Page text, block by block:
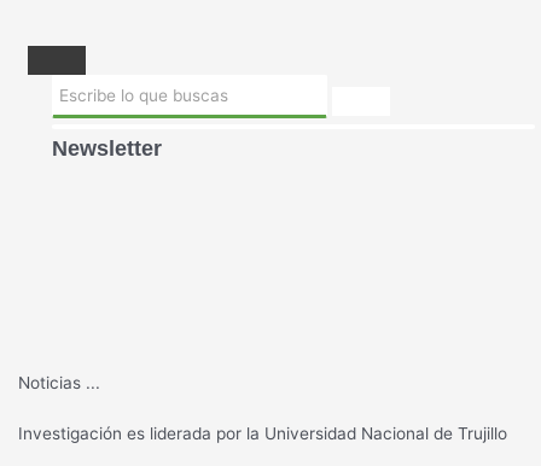
Newsletter
Noticias ...
Investigación es liderada por la Universidad Nacional de Trujillo